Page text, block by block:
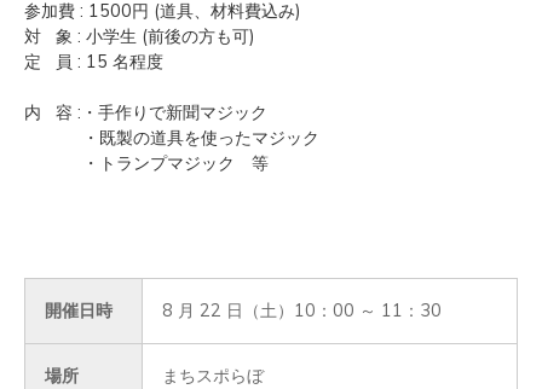
参加費 : 1500円 (道具、材料費込み)
対 象 : 小学生 (前後の方も可)
定 員 : 15 名程度
内 容 :・手作りで新聞マジック
・既製の道具を使ったマジック
・トランプマジック 等
開催日時 8 月 22 日（土）10：00 ～ 11：30
場所 まちスポらぼ